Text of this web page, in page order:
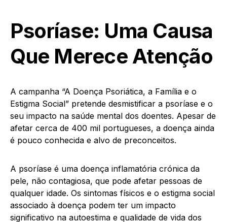
Psoríase: Uma Causa
Que Merece Atenção
A campanha “A Doença Psoriática, a Família e o
Estigma Social” pretende desmistificar a psoríase e o
seu impacto na saúde mental dos doentes. Apesar de
afetar cerca de 400 mil portugueses, a doença ainda
é pouco conhecida e alvo de preconceitos.
A psoríase é uma doença inflamatória crónica da
pele, não contagiosa, que pode afetar pessoas de
qualquer idade. Os sintomas físicos e o estigma social
associado à doença podem ter um impacto
significativo na autoestima e qualidade de vida dos